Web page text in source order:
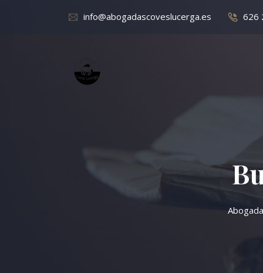
info@abogadascoveslucerga.es 626